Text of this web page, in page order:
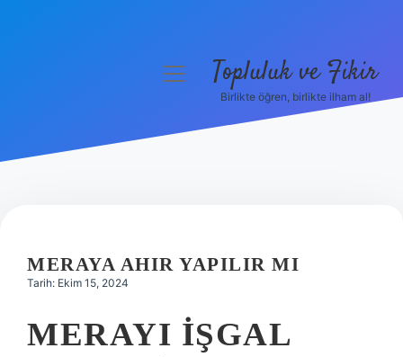
Hakkımızda
menüyüTopluluk ve Fikir
Birlikte öğren, birlikte ilham al!
MERAYA AHIR YAPILIR MI
Tarih: Ekim 15, 2024
MERAYI IŞGAL